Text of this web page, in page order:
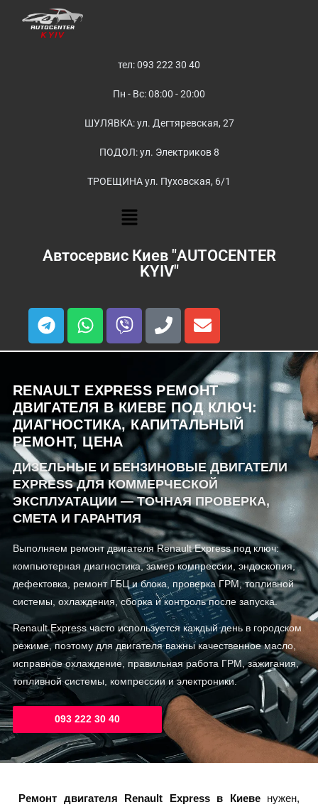
тел: 093 222 30 40
Пн - Вс: 08:00 - 20:00
ШУЛЯВКА: ул. Дегтяревская, 27
ПОДОЛ: ул. Электриков 8
ТРОЕЩИНА ул. Пуховская, 6/1
Автосервис Киев "AUTOCENTER
KYIV"
RENAULT EXPRESS РЕМОНТ
ДВИГАТЕЛЯ В КИЕВЕ ПОД КЛЮЧ:
ДИАГНОСТИКА, КАПИТАЛЬНЫЙ
РЕМОНТ, ЦЕНА
ДИЗЕЛЬНЫЕ И БЕНЗИНОВЫЕ ДВИГАТЕЛИ
EXPRESS ДЛЯ КОММЕРЧЕСКОЙ
ЭКСПЛУАТАЦИИ — ТОЧНАЯ ПРОВЕРКА,
СМЕТА И ГАРАНТИЯ
Выполняем ремонт двигателя Renault Express под ключ:
компьютерная диагностика, замер компрессии, эндоскопия,
дефектовка, ремонт ГБЦ и блока, проверка ГРМ, топливной
системы, охлаждения, сборка и контроль после запуска.
Renault Express часто используется каждый день в городском
режиме, поэтому для двигателя важны качественное масло,
исправное охлаждение, правильная работа ГРМ, зажигания,
топливной системы, компрессии и электроники.
093 222 30 40
Ремонт двигателя Renault Express в Киевенужен,